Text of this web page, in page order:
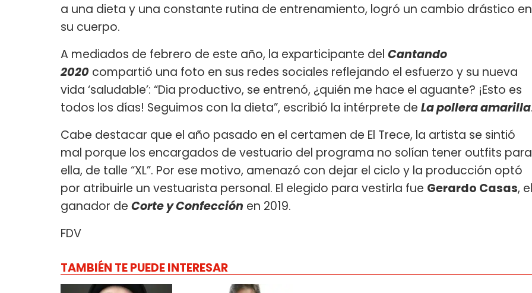
a una dieta y una constante rutina de entrenamiento, logró un cambio drástico en
su cuerpo.
A mediados de febrero de este año, la exparticipante del Cantando
2020 compartió una foto en sus redes sociales reflejando el esfuerzo y su nueva
vida ‘saludable’: “Dia productivo, se entrenó, ¿quién me hace el aguante? ¡Esto es
todos los días! Seguimos con la dieta”, escribió la intérprete de La pollera amarilla
Cabe destacar que el año pasado en el certamen de El Trece, la artista se sintió
mal porque los encargados de vestuario del programa no solían tener outfits para
ella, de talle “XL”. Por ese motivo, amenazó con dejar el ciclo y la producción optó
por atribuirle un vestuarista personal. El elegido para vestirla fue Gerardo Casas, el
ganador de Corte y Confección en 2019.
FDV
TAMBIÉN TE PUEDE INTERESAR